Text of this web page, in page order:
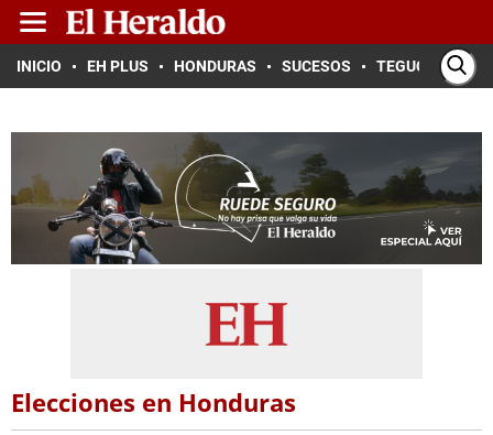
INICIO EH PLUS HONDURAS SUCESOS TEGUCIGALPA
Elecciones en Honduras